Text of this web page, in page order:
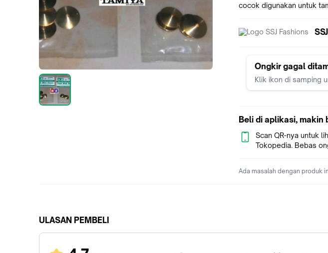
cocok digunakan untuk
Ongkir gagal
Klik ikon di samping
Beli di aplikasi, makin
Scan QR-nya untuk
Tokopedia. Bebas
Ada masalah dengan produk
ULASAN PEMBELI